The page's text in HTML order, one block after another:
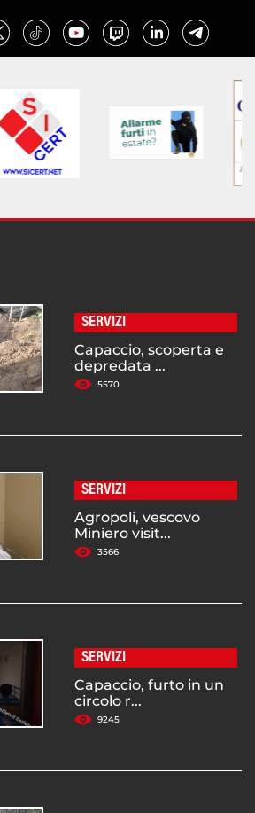
SERVIZI
Capaccio, scoperta e
depredata ...
5570
SERVIZI
Agropoli, vescovo
Miniero visit...
3566
SERVIZI
Capaccio, furto in un
circolo r...
9245